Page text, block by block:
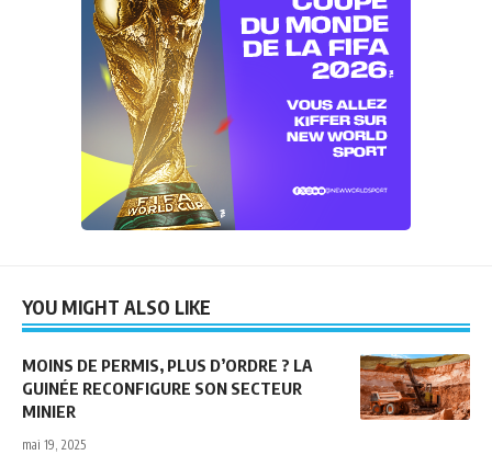
YOU MIGHT ALSO LIKE
MOINS DE PERMIS, PLUS D’ORDRE ? LA
GUINÉE RECONFIGURE SON SECTEUR
MINIER
mai 19, 2025